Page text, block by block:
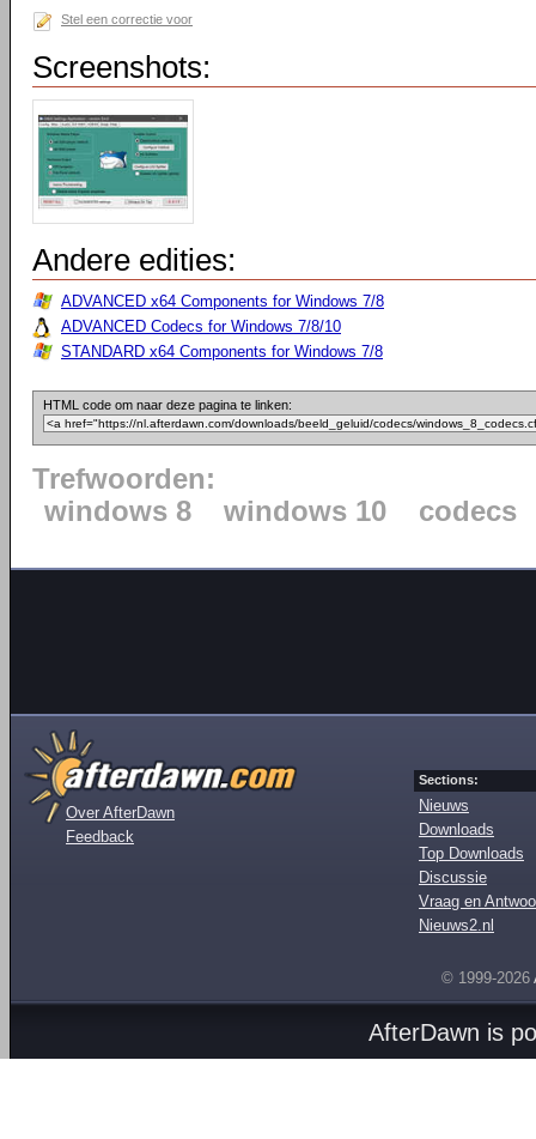
Stel een correctie voor
Screenshots:
Andere edities:
ADVANCED x64 Components for Windows 7/8
ADVANCED Codecs for Windows 7/8/10
STANDARD x64 Components for Windows 7/8
HTML code om naar deze pagina te linken:
Trefwoorden:
windows 8
windows 10 codecs
Over AfterDawn
Feedback
Sections:
Nieuws
Downloads
Top Downloads
Discussie
Vraag en
Nieuws2.nl
© 1999-2026
AfterDawn is